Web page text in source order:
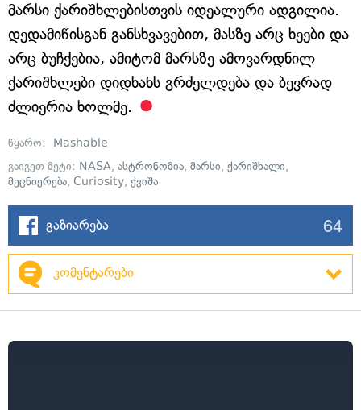
მარსი ქარიშხლებისთვის იდეალური ადგილია.
დედამიწისგან განსხვავებით, მასზე არც ხეები და
არც ბუჩქებია, ამიტომ მარსზე ამოვარდნილ
ქარიშხლები დიდხანს გრძელდება და ბევრად
ძლიერია ხოლმე.
წყარო: Mashable
გაიგეთ მეტი: NASA, ასტრონომია, მარსი, ქარიშხალი,
მეცნიერება, Curiosity, ქვიშა
გაზიარება 64
კომენტარები